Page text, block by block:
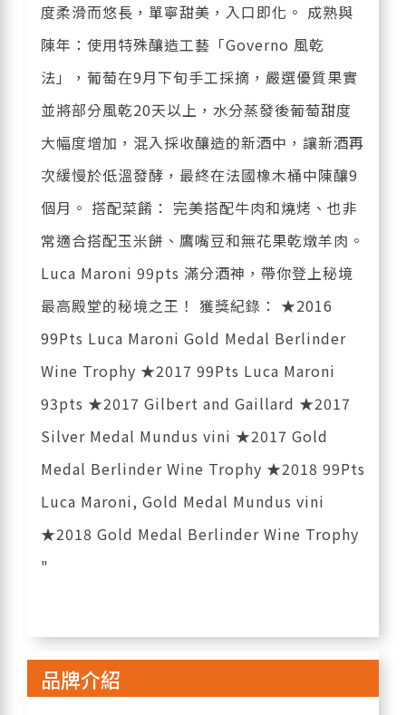
度柔滑而悠長，單寧甜美，入口即化。 成熟與
陳年：使用特殊釀造工藝「Governo 風乾
法」，葡萄在9月下旬手工採摘，嚴選優質果實
並將部分風乾20天以上，水分蒸發後葡萄甜度
大幅度增加，混入採收釀造的新酒中，讓新酒再
次緩慢於低溫發酵，最終在法國橡木桶中陳釀9
個月。 搭配菜餚： 完美搭配牛肉和燒烤、也非
常適合搭配玉米餅、鷹嘴豆和無花果乾燉羊肉。
Luca Maroni 99pts 滿分酒神，帶你登上秘境
最高殿堂的秘境之王！ 獲獎紀錄： ★2016
99Pts Luca Maroni Gold Medal Berlinder
Wine Trophy ★2017 99Pts Luca Maroni
93pts ★2017 Gilbert and Gaillard ★2017
Silver Medal Mundus vini ★2017 Gold
Medal Berlinder Wine Trophy ★2018 99Pts
Luca Maroni, Gold Medal Mundus vini
★2018 Gold Medal Berlinder Wine Trophy
"
品牌介紹